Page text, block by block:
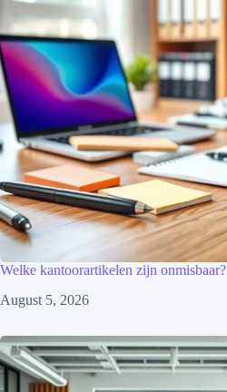
Welke kantoorartikelen zijn onmisbaar?
August 5, 2026